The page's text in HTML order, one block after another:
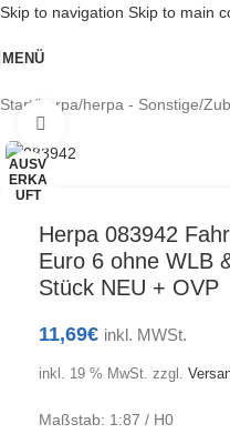
Skip to navigation Skip to main
MENÜ
Start/herpa/herpa - Sonstige/
AUSV
ERKA
UFT
Herpa 083942
Euro 6 ohne WLB
Stück NEU + OVP
11,69€ inkl. MWSt.
inkl. 19 % MwSt. zzgl.
Maßstab: 1:87 / H0